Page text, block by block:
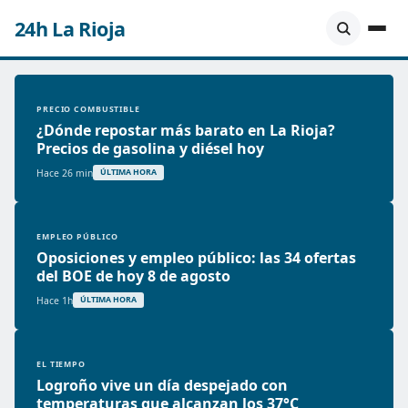
24h La Rioja
PRECIO COMBUSTIBLE
¿Dónde repostar más barato en La Rioja?
Precios de gasolina y diésel hoy
Hace 26 min ÚLTIMA HORA
EMPLEO PÚBLICO
Oposiciones y empleo público: las 34 ofertas
del BOE de hoy 8 de agosto
Hace 1h ÚLTIMA HORA
EL TIEMPO
Logroño vive un día despejado con
temperaturas que alcanzan los 37°C